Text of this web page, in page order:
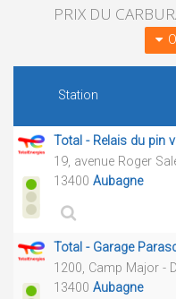
PRIX DU
Station
Total - Relais du pin
19, avenue Roger
13400 Aubagne
Total - Garage
1200, Camp Major -
13400 Aubagne